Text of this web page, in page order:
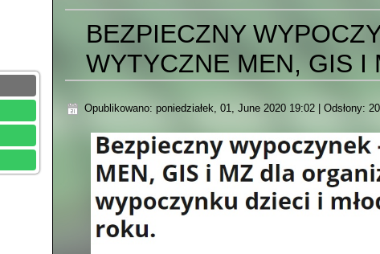
BEZPIECZNY
WYTYCZNE MEN, GIS I
Opublikowano: poniedziałek, 01, June 2020 19:02 | Odsłony: